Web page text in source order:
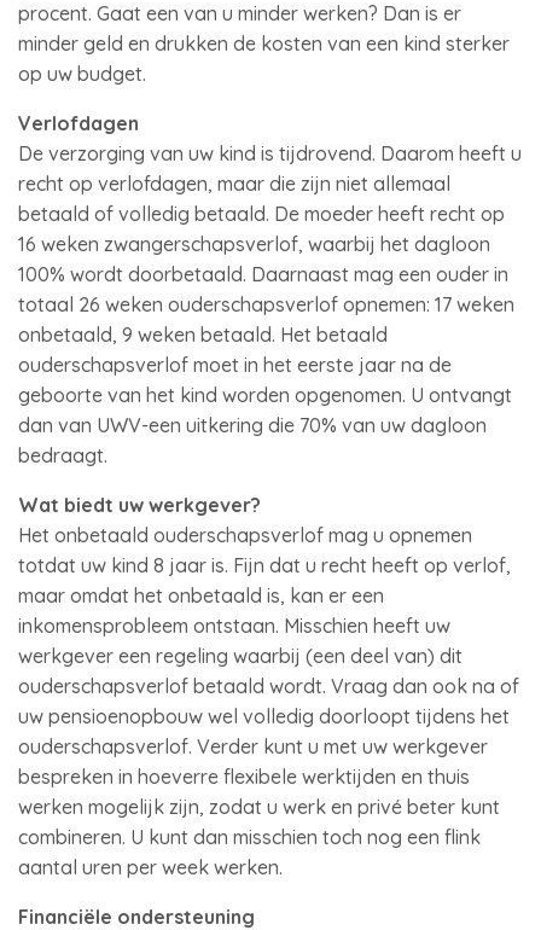
procent. Gaat een van u minder werken? Dan is er
minder geld en drukken de kosten van een kind sterker
op uw budget.
Verlofdagen
De verzorging van uw kind is tijdrovend. Daarom heeft u
recht op verlofdagen, maar die zijn niet allemaal
betaald of volledig betaald. De moeder heeft recht op
16 weken zwangerschapsverlof, waarbij het dagloon
100% wordt doorbetaald. Daarnaast mag een ouder in
totaal 26 weken ouderschapsverlof opnemen: 17 weken
onbetaald, 9 weken betaald. Het betaald
ouderschapsverlof moet in het eerste jaar na de
geboorte van het kind worden opgenomen. U ontvangt
dan van UWV-een uitkering die 70% van uw dagloon
bedraagt.
Wat biedt uw werkgever?
Het onbetaald ouderschapsverlof mag u opnemen
totdat uw kind 8 jaar is. Fijn dat u recht heeft op verlof,
maar omdat het onbetaald is, kan er een
inkomensprobleem ontstaan. Misschien heeft uw
werkgever een regeling waarbij (een deel van) dit
ouderschapsverlof betaald wordt. Vraag dan ook na of
uw pensioenopbouw wel volledig doorloopt tijdens het
ouderschapsverlof. Verder kunt u met uw werkgever
bespreken in hoeverre flexibele werktijden en thuis
werken mogelijk zijn, zodat u werk en privé beter kunt
combineren. U kunt dan misschien toch nog een flink
aantal uren per week werken.
Financiële ondersteuning